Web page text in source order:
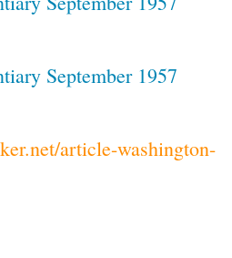
article-washington-